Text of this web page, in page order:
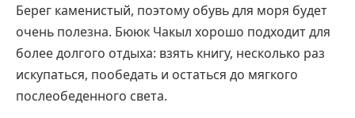
Берег каменистый, поэтому обувь для моря будет
очень полезна. Бююк Чакыл хорошо подходит для
более долгого отдыха: взять книгу, несколько раз
искупаться, пообедать и остаться до мягкого
послеобеденного света.